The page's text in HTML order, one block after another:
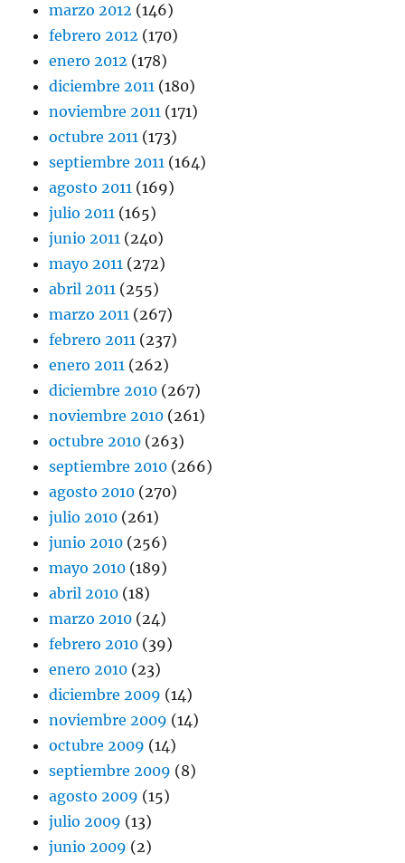
marzo 2012 (146)
febrero 2012 (170)
enero 2012 (178)
diciembre 2011 (180)
noviembre 2011 (171)
octubre 2011 (173)
septiembre 2011 (164)
agosto 2011 (169)
julio 2011 (165)
junio 2011 (240)
mayo 2011 (272)
abril 2011 (255)
marzo 2011 (267)
febrero 2011 (237)
enero 2011 (262)
diciembre 2010 (267)
noviembre 2010 (261)
octubre 2010 (263)
septiembre 2010 (266)
agosto 2010 (270)
julio 2010 (261)
junio 2010 (256)
mayo 2010 (189)
abril 2010 (18)
marzo 2010 (24)
febrero 2010 (39)
enero 2010 (23)
diciembre 2009 (14)
noviembre 2009 (14)
octubre 2009 (14)
septiembre 2009 (8)
agosto 2009 (15)
julio 2009 (13)
junio 2009 (2)